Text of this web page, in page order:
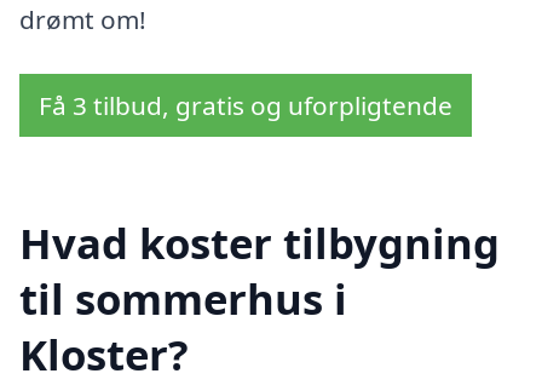
drømt om!
Få 3 tilbud, gratis og uforpligtende
Hvad koster tilbygning
til sommerhus i
Kloster?